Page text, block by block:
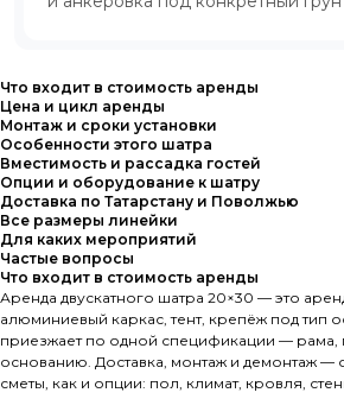
Что входит в стоимость аренды
Цена и цикл аренды
Монтаж и сроки установки
Особенности этого шатра
Вместимость и рассадка гостей
Опции и оборудование к шатру
Доставка по Татарстану и Поволжью
Все размеры линейки
Для каких мероприятий
Частые вопросы
Что входит в стоимость аренды
Аренда двускатного шатра 20×30 — это
алюминиевый каркас, тент, крепёж под тип
приезжает по одной спецификации — рама,
основанию. Доставка, монтаж и демонтаж —
сметы, как и опции: пол, климат, кровля,